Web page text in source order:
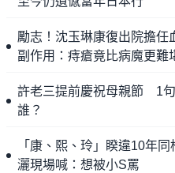
勵志！沈玉琳康復出院擔
副作用：痔瘡竟比病魔更難
許老三提前慶祝母親節 1
誰？
「康、熙、玲」睽違10年
灑現場喊：想被小S罵